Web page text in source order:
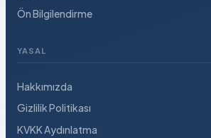
Ön Bilgilendirme
YASAL
Hakkımızda
Gizlilik Politikası
KVKK Aydınlatma